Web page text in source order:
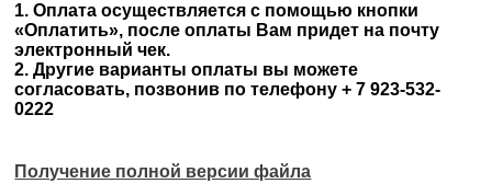
1. Оплата осуществляется с помощью кнопки
«Оплатить», после оплаты Вам придет на почту
электронный чек.
2. Другие варианты оплаты вы можете
согласовать, позвонив по телефону + 7 923-532-
0222
Получение полной версии файла